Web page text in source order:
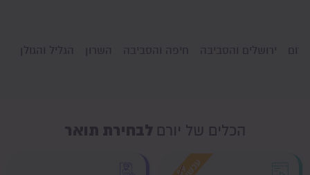
הגליל והגולן השרון חיפה והסביבה ירושלים והסביבה
הכלים של יורם לבחירת תואר